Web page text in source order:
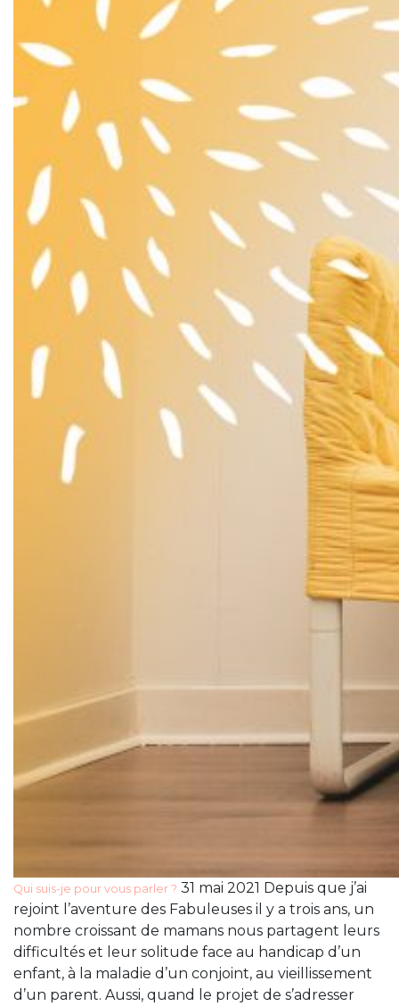
Qui suis-je pour vous parler ? 31 mai 2021 Depuis que j’ai
rejoint l’aventure des Fabuleuses il y a trois ans, un
nombre croissant de mamans nous partagent leurs
difficultés et leur solitude face au handicap d’un
enfant, à la maladie d’un conjoint, au vieillissement
d’un parent. Aussi, quand le projet de s’adresser